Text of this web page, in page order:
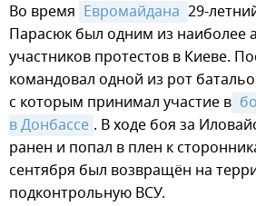
Во время Евромайдана 29-
Парасюк был одним из наиболее
участников протестов в Киеве.
командовал одной из рот
с которым принимал участие в
в Донбассе . В ходе боя за
ранен и попал в плен к
сентября был возвращён на
подконтрольную ВСУ.